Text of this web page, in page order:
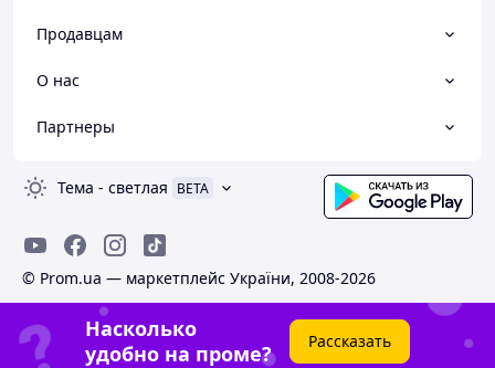
Продавцам
О нас
Партнеры
Тема - светлая BETA
© Prom.ua — маркетплейс України, 2008-2026
Насколько
удобно на проме?
Рассказать